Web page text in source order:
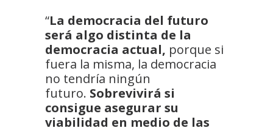
“La democracia del futuro
será algo distinta de la
democracia actual, porque si
fuera la misma, la democracia
no tendría ningún
futuro. Sobrevivirá si
consigue asegurar su
viabilidad en medio de las